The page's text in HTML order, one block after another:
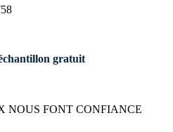
gratuit
NOUS FONT CONFIANCE